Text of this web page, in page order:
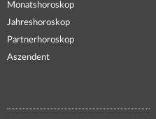
Monatshoroskop
Jahreshoroskop
Partnerhoroskop
Aszendent